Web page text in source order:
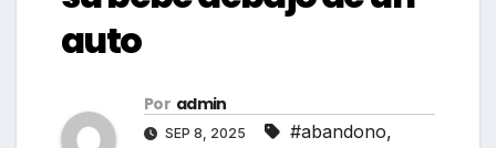
auto
Por admin
SEP 8, 2025 #abandono,